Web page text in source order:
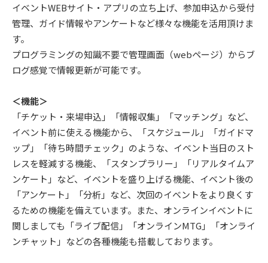
イベントWEBサイト・アプリの立ち上げ、参加申込から受付
管理、ガイド情報やアンケートなど様々な機能を活用頂けま
す。
プログラミングの知識不要で管理画面（webページ）からブ
ログ感覚で情報更新が可能です。
＜機能＞
「チケット・来場申込」「情報収集」「マッチング」など、
イベント前に使える機能から、「スケジュール」「ガイドマ
ップ」「待ち時間チェック」のような、イベント当日のスト
レスを軽減する機能、「スタンプラリー」「リアルタイムア
ンケート」など、イベントを盛り上げる機能、イベント後の
「アンケート」「分析」など、次回のイベントをより良くす
るための機能を備えています。また、オンラインイベントに
関しましても「ライブ配信」「オンラインMTG」「オンライ
ンチャット」などの各種機能も搭載しております。